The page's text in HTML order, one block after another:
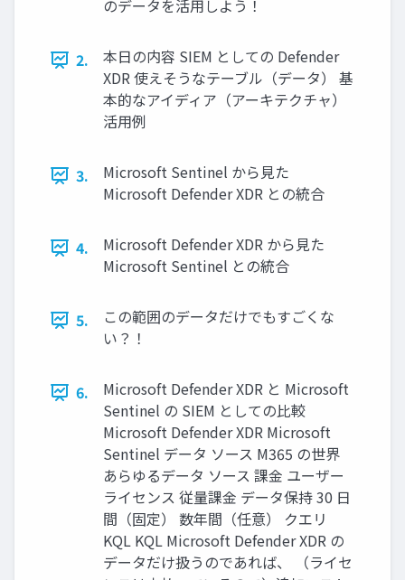
のデータを活用しよう！
2.
本日の内容 SIEM としての Defender
XDR 使えそうなテーブル（データ） 基
本的なアイディア（アーキテクチャ）
活用例
3.
Microsoft Sentinel から見た
Microsoft Defender XDR との統合
4.
Microsoft Defender XDR から見た
Microsoft Sentinel との統合
5.
この範囲のデータだけでもすごくな
い？！
6.
Microsoft Defender XDR と Microsoft
Sentinel の SIEM としての比較
Microsoft Defender XDR Microsoft
Sentinel データ ソース M365 の世界
あらゆるデータ ソース 課金 ユーザー
ライセンス 従量課金 データ保持 30 日
間（固定） 数年間（任意） クエリ
KQL KQL Microsoft Defender XDR の
データだけ扱うのであれば、 （ライセ